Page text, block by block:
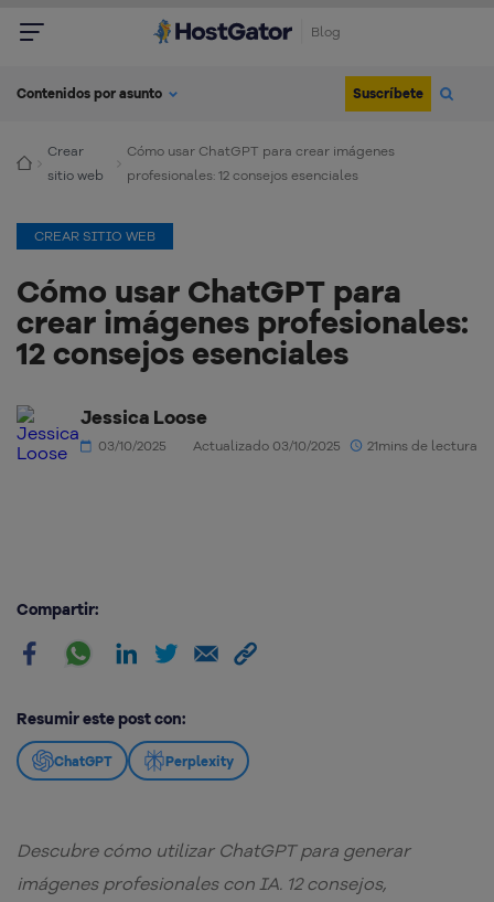
Blog
Contenidos por asunto Suscríbete
Crear
sitio web
Cómo usar ChatGPT para crear imágenes
profesionales: 12 consejos esenciales
CREAR SITIO WEB
Cómo usar ChatGPT para
crear imágenes profesionales:
12 consejos esenciales
Jessica Loose
03/10/2025 Actualizado 03/10/2025 21mins de lectura
Compartir:
Resumir este post con:
ChatGPT Perplexity
Descubre cómo utilizar ChatGPT para generar
imágenes profesionales con IA. 12 consejos,